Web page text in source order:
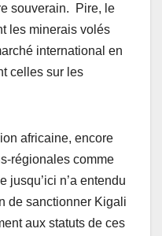
souverain. Pire, le
les minerais volés
international en
celles sur les
africaine, encore
régionales comme
jusqu’ici n’a entendu
de sanctionner Kigali
aux statuts de ces